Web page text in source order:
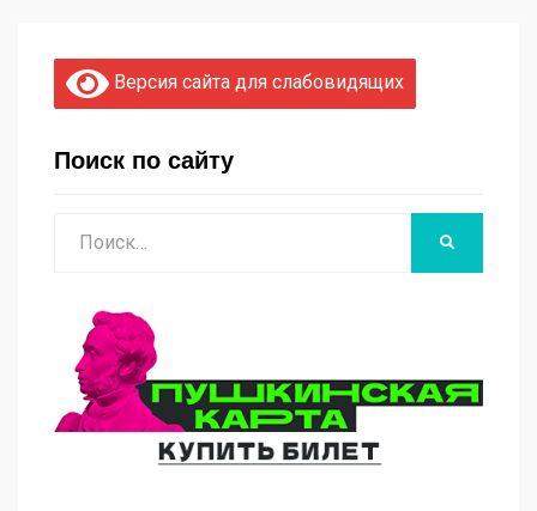
Версия сайта для слабовидящих
Поиск по сайту